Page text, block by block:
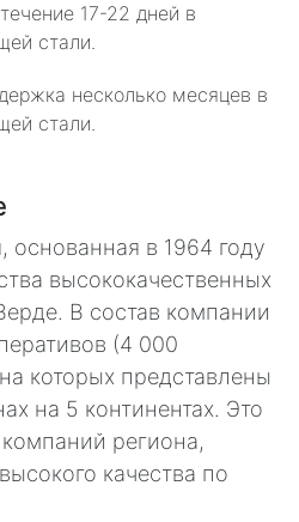
17-22 дней в
стали.
несколько месяцев в
стали.
основанная в 1964 году
высококачественных
В состав компании
(4 000
которых представлены
на 5 континентах. Это
региона,
качества по